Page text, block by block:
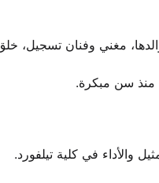
مغني وفنان تسجيل، خلق
منذ سن مبكرة.
والأداء في كلية تيلفورد.